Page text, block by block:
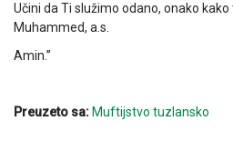
Učini da Ti služimo odano, onako
Muhammed, a.s.
Amin.”
Preuzeto sa: Muftijstvo tuzlansko